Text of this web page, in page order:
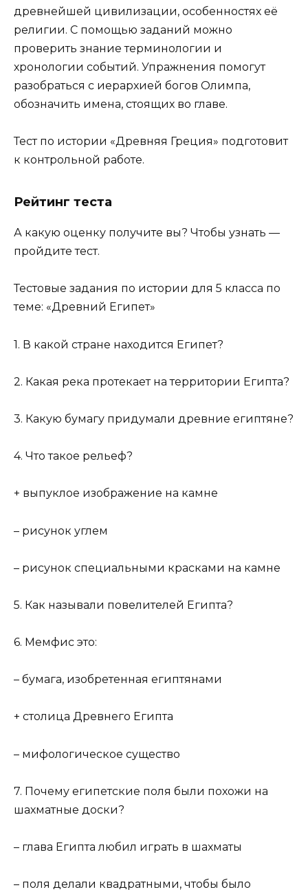
древнейшей цивилизации, особенностях её
религии. С помощью заданий можно
проверить знание терминологии и
хронологии событий. Упражнения помогут
разобраться с иерархией богов Олимпа,
обозначить имена, стоящих во главе.
Тест по истории «Древняя Греция» подготовит
к контрольной работе.
Рейтинг теста
А какую оценку получите вы? Чтобы узнать —
пройдите тест.
Тестовые задания по истории для 5 класса по
теме: «Древний Египет»
1. В какой стране находится Египет?
2. Какая река протекает на территории Египта?
3. Какую бумагу придумали древние египтяне?
4. Что такое рельеф?
+ выпуклое изображение на камне
– рисунок углем
– рисунок специальными красками на камне
5. Как называли повелителей Египта?
6. Мемфис это:
– бумага, изобретенная египтянами
+ столица Древнего Египта
– мифологическое существо
7. Почему египетские поля были похожи на
шахматные доски?
– глава Египта любил играть в шахматы
– поля делали квадратными, чтобы было